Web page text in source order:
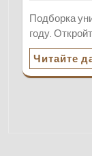
Подборка
году.
Читайте